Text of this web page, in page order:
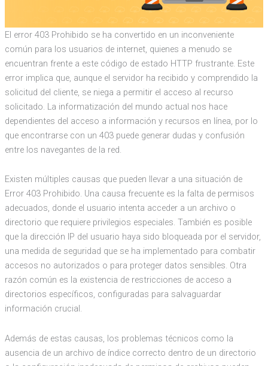
El error 403 Prohibido se ha convertido en un inconveniente
común para los usuarios de internet, quienes a menudo se
encuentran frente a este código de estado HTTP frustrante. Este
error implica que, aunque el servidor ha recibido y comprendido la
solicitud del cliente, se niega a permitir el acceso al recurso
solicitado. La informatización del mundo actual nos hace
dependientes del acceso a información y recursos en línea, por lo
que encontrarse con un 403 puede generar dudas y confusión
entre los navegantes de la red.
Existen múltiples causas que pueden llevar a una situación de
Error 403 Prohibido. Una causa frecuente es la falta de permisos
adecuados, donde el usuario intenta acceder a un archivo o
directorio que requiere privilegios especiales. También es posible
que la dirección IP del usuario haya sido bloqueada por el servidor,
una medida de seguridad que se ha implementado para combatir
accesos no autorizados o para proteger datos sensibles. Otra
razón común es la existencia de restricciones de acceso a
directorios específicos, configuradas para salvaguardar
información crucial.
Además de estas causas, los problemas técnicos como la
ausencia de un archivo de índice correcto dentro de un directorio